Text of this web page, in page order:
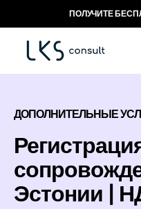
ПОЛУЧИТЕ
ДОПОЛНИТЕЛЬНЫЕ
Эстонии |